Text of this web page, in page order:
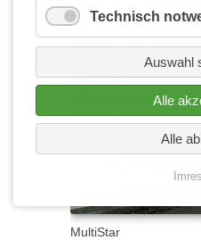
MultiStar
Technisch
Auswahl
Alle
Alle